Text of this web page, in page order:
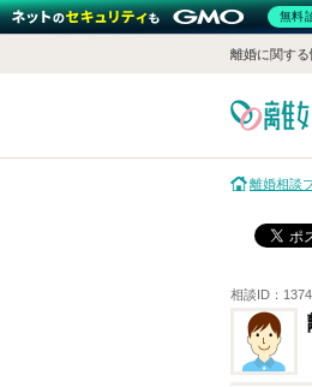
離婚に関す
離婚相談
相談ID：1374
無料